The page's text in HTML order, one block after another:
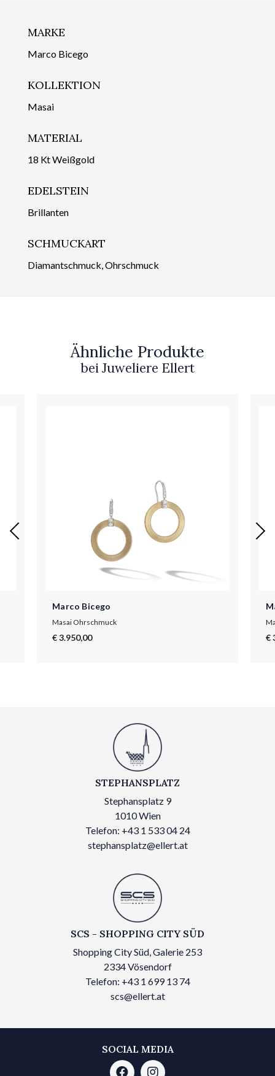
MARKE
Marco Bicego
KOLLEKTION
Masai
MATERIAL
18 Kt Weißgold
EDELSTEIN
Brillanten
SCHMUCKART
Diamantschmuck, Ohrschmuck
Ähnliche Produkte
bei Juweliere Ellert
Marco Bicego
Masai Ohrschmuck
€ 3.950,00 €
STEPHANSPLATZ
Stephansplatz 9
1010 Wien
Telefon: +43 1 533 04 24
stephansplatz@ellert.at
SCS - SHOPPING CITY SÜD
Shopping City Süd, Galerie 253
2334 Vösendorf
Telefon: +43 1 699 13 74
scs@ellert.at
SOCIAL MEDIA